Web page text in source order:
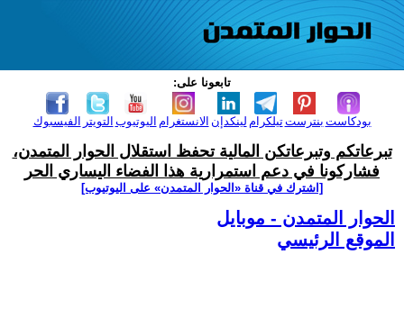
تابعونا على:
الفيسبوك التويتر اليوتيوب الانستغرام لينكدإن تيلكرامبنترست بودكاست
تبرعاتكم وتبرعاتكن المالية تحفظ استقلال الحوار المتمدن،
فشاركونا في دعم استمرارية هذا الفضاء اليساري الحر
[اشترك في قناة ‫«الحوار المتمدن» على اليوتيوب]
الحوار المتمدن - موبايل
الموقع الرئيسي